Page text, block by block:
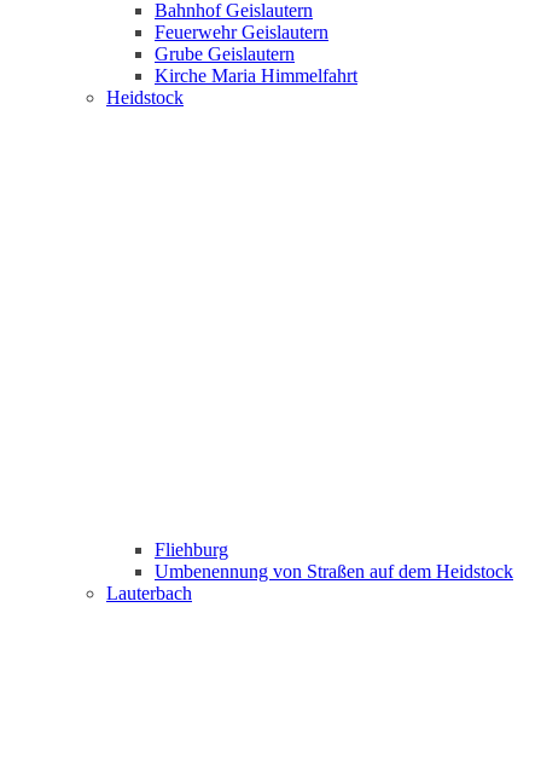
Bahnhof Geislautern
Feuerwehr Geislautern
Grube Geislautern
Kirche Maria Himmelfahrt
Heidstock
Fliehburg
Umbenennung von Straßen auf dem Heidstock
Lauterbach